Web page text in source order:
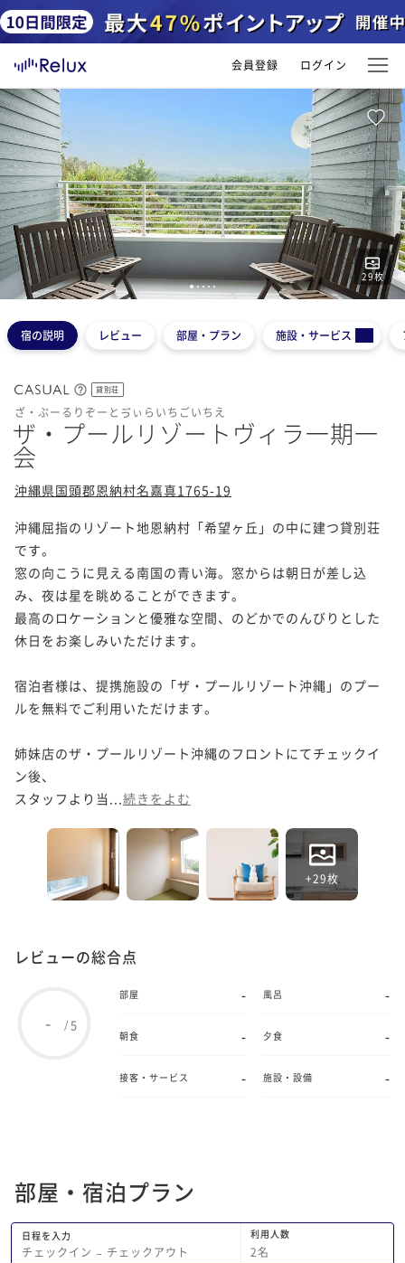
会員登録 ログイン
29枚
12345
宿の説明 レビュー 部屋・プラン 施設・サービス
貸別荘
ざ・ぷーるりぞーとゔぃらいちごいちえ
ザ・プールリゾートヴィラ一期一
会
沖縄県国頭郡恩納村名嘉真1765-19
沖縄屈指のリゾート地恩納村「希望ヶ丘」の中に建つ貸別荘
です。
窓の向こうに見える南国の青い海。窓からは朝日が差し込
み、夜は星を眺めることができます。
最高のロケーションと優雅な空間、のどかでのんびりとした
休日をお楽しみいただけます。
宿泊者様は、提携施設の「ザ・プールリゾート沖縄」のプー
ルを無料でご利用いただけます。
姉妹店のザ・プールリゾート沖縄のフロントにてチェックイ
ン後、
スタッフより当... 続きをよむ
+29枚
レビューの総合点
- /5
部屋 - 風呂 -
朝食 - 夕食 -
接客・サービス - 施設・設備 -
部屋・宿泊プラン
日程を入力
チェックイン − チェックアウト
利用人数
2名